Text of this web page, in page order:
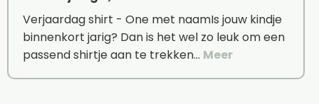
Verjaardag shirt - One met naamIs jouw kindje
binnenkort jarig? Dan is het wel zo leuk om een
passend shirtje aan te trekken… Meer